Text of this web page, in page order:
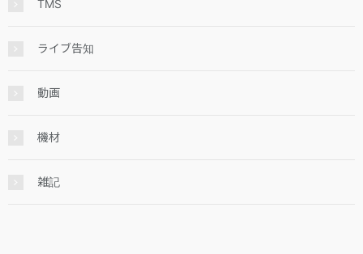
TMS
ライブ告知
動画
機材
雑記